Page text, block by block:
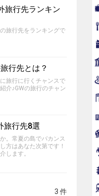
旅行先ランキン
旅行先をランキングで
行先とは？
旅行に行くチャンスで
介♪GWの旅行のチャン
旅行先8選
。常夏の島でバカンス
方はあなた次第です！
します。
3 件